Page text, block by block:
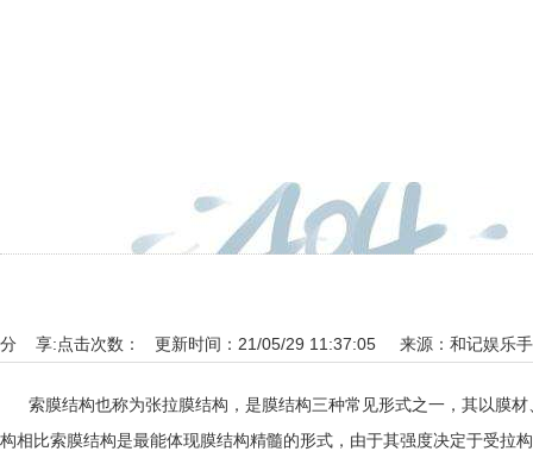
点击次数： 更新时间：21/05/29 11:37:05 来源： 和记娱乐
分 享:
索膜结构也称为张拉膜结构，是膜结构三种常见形式之一，其以膜材
构相比索膜结构是最能体现膜结构精髓的形式，由于其强度决定于受拉